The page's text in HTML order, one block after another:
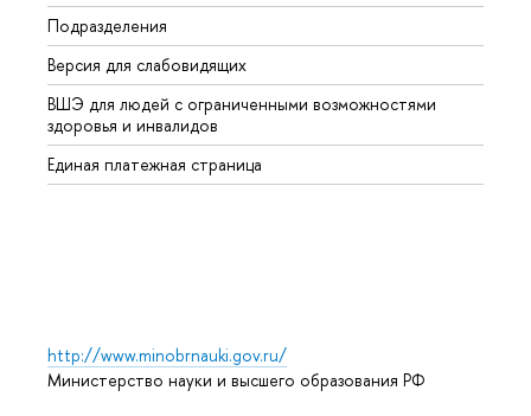
Подразделения
Версия для слабовидящих
ВШЭ для людей с ограниченными возможностями
здоровья и инвалидов
Единая платежная страница
http://www.minobrnauki.gov.ru/
Министерство науки и высшего образования РФ